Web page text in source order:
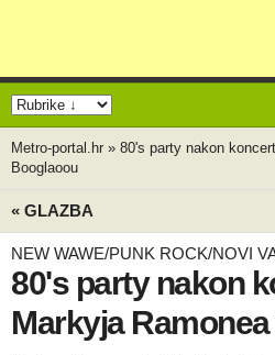
Metro-portal.hr » 80's party nakon
Booglaoou
« GLAZBA
NEW WAWE/PUNK ROCK/NOVI
80's party nakon
Markyja